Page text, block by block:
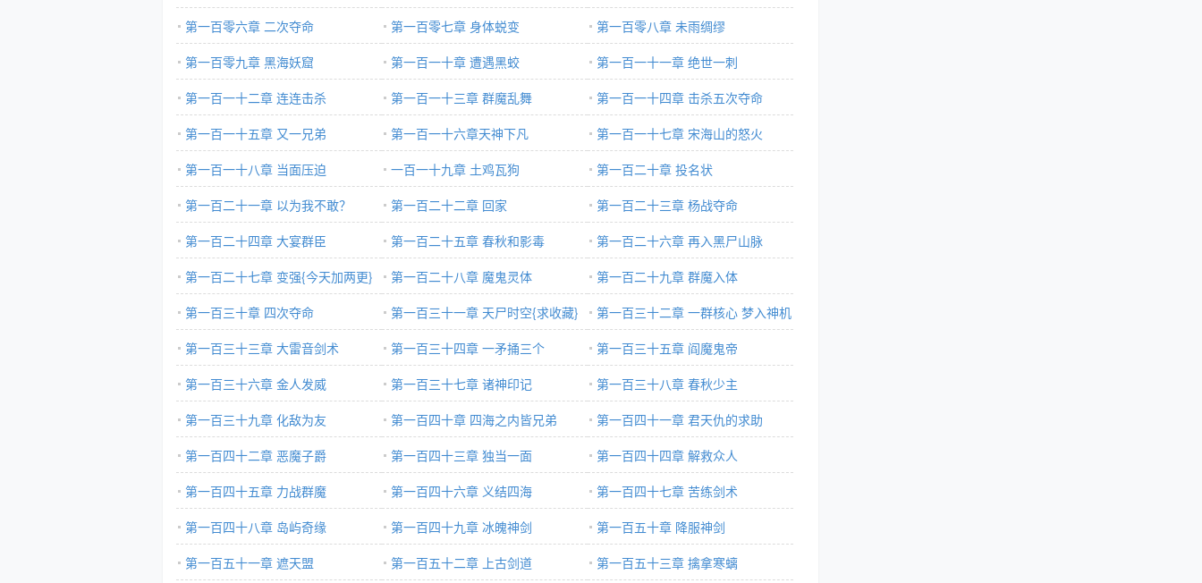
更}
第一百零六章 二次夺命
第一百零七章 身体蜕变
第一百零八章 未雨绸缪
第一百零九章 黑海妖窟
第一百一十章 遭遇黑蛟
第一百一十一章 绝世一刺
第一百一十二章 连连击杀
第一百一十三章 群魔乱舞
第一百一十四章 击杀五次夺命
第一百一十五章 又一兄弟
第一百一十六章天神下凡
第一百一十七章 宋海山的怒火
第一百一十八章 当面压迫
一百一十九章 土鸡瓦狗
第一百二十章 投名状
第一百二十一章 以为我不敢？
第一百二十二章 回家
第一百二十三章 杨战夺命
第一百二十四章 大宴群臣
第一百二十五章 春秋和影毒
第一百二十六章 再入黑尸山脉
第一百二十七章 变强{今天加两更}
梦入神机
第一百二十八章 魔鬼灵体
第一百二十九章 群魔入体
第一百三十章 四次夺命
第一百三十一章 天尸时空{求收藏}
梦入神机
第一百三十二章 一群核心 梦入神机
第一百三十三章 大雷音剑术
第一百三十四章 一矛捅三个
第一百三十五章 阎魔鬼帝
第一百三十六章 金人发威
第一百三十七章 诸神印记
第一百三十八章 春秋少主
第一百三十九章 化敌为友
第一百四十章 四海之内皆兄弟
第一百四十一章 君天仇的求助
第一百四十二章 恶魔子爵
第一百四十三章 独当一面
第一百四十四章 解救众人
第一百四十五章 力战群魔
第一百四十六章 义结四海
第一百四十七章 苦练剑术
第一百四十八章 岛屿奇缘
第一百四十九章 冰魄神剑
第一百五十章 降服神剑
第一百五十一章 遮天盟
第一百五十二章 上古剑道
第一百五十三章 擒拿寒螭